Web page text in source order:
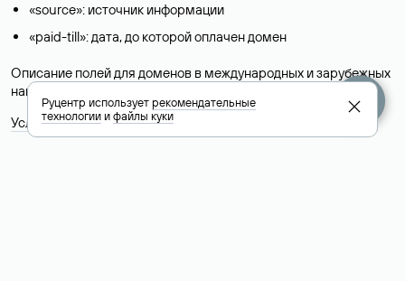
«source»: источник информации
«paid-till»: дата, до которой оплачен домен
Описание полей для доменов в международных и зарубежных
национальных доменах представлены в разделе «
».
Условия использования Whois-сервиса
Руцентр используетрекомендательные
технологииифайлы куки